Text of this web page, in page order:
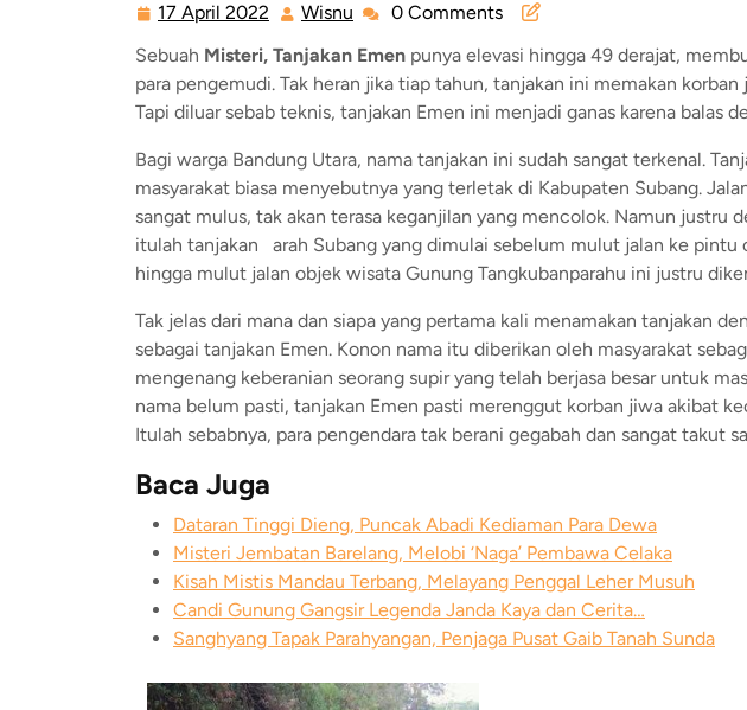
17 April 2022 Wisnu
0 Comments
Sebuah Misteri, Tanjakan Emen punya elevasi hingga 49 derajat,
para pengemudi. Tak heran jika tiap tahun, tanjakan ini memakan
Tapi diluar sebab teknis, tanjakan Emen ini menjadi ganas karena balas
Bagi warga Bandung Utara, nama tanjakan ini sudah sangat terkenal.
masyarakat biasa menyebutnya yang terletak di Kabupaten Subang.
sangat mulus, tak akan terasa keganjilan yang mencolok. Namun justru
itulah tanjakan arah Subang yang dimulai sebelum mulut jalan ke pintu
hingga mulut jalan objek wisata Gunung Tangkubanparahu ini justru
Tak jelas dari mana dan siapa yang pertama kali menamakan tanjakan
sebagai tanjakan Emen. Konon nama itu diberikan oleh masyarakat
mengenang keberanian seorang supir yang telah berjasa besar untuk
nama belum pasti, tanjakan Emen pasti merenggut korban jiwa akibat
Itulah sebabnya, para pengendara tak berani gegabah dan sangat takut
Baca Juga
Dataran Tinggi Dieng, Puncak Abadi Kediaman Para Dewa
Misteri Jembatan Barelang, Melobi ‘Naga’ Pembawa Celaka
Kisah Mistis Mandau Terbang, Melayang Penggal Leher Musuh
Candi Gunung Gangsir Legenda Janda Kaya dan Cerita…
Sanghyang Tapak Parahyangan, Penjaga Pusat Gaib Tanah Sunda